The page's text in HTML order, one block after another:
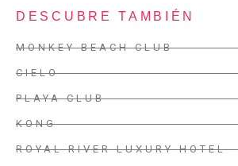
DESCUBRE TAMBIÉN
MONKEY BEACH CLUB
CIELO
PLAYA CLUB
KONG
ROYAL RIVER LUXURY HOTEL